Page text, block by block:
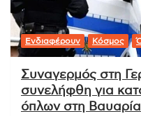
Ενδιαφέρουν Κόσμος
Συναγερμός στη
συνελήφθη για
όπλων στη Βαυαρία